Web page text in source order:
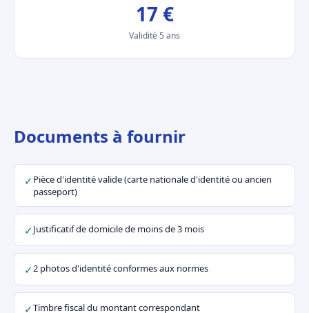
17 €
Validité 5 ans
Documents à fournir
✓ Pièce d'identité valide (carte nationale d'identité ou ancien
passeport)
✓Justificatif de domicile de moins de 3 mois
✓2 photos d'identité conformes aux normes
✓Timbre fiscal du montant correspondant